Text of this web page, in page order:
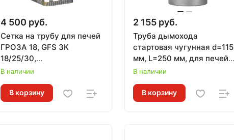
4 500 руб.
Сетка на трубу для печей
ГРОЗА 18, GFS ЗК
18/25/30,
250х250х500/630 мм, под
В наличии
В корзину
2 155 руб.
Труба дымохода
стартовая чугунная d=115
мм, L=250 мм, для печей
ЛИТКОМ
В наличии
В корзину